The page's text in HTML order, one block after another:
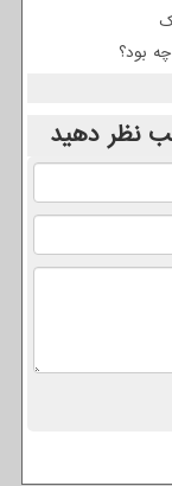
بود؟
نظر دهید